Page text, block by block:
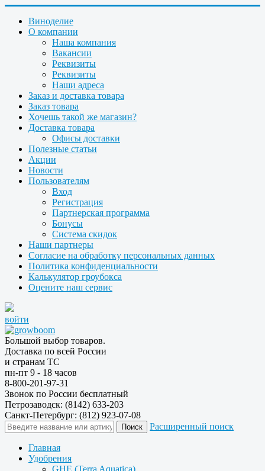
Виноделие
О компании
Наша компания
Вакансии
Реквизиты
Реквизиты
Наши адреса
Заказ и доставка товара
Заказ товара
Хочешь такой же магазин?
Доставка товара
Офисы доставки
Полезные статьи
Акции
Новости
Пользователям
Вход
Регистрация
Партнерская программа
Бонусы
Система скидок
Наши партнеры
Согласие на обработку персональных данных
Политика конфиденциальности
Калькулятор гроубокса
Оцените наш сервис
войти
Большой выбор товаров.
Доставка по всей России
и странам ТС
пн-пт 9 - 18 часов
8-800-201-97-31
Звонок по России бесплатный
Петрозаводск: (8142) 633-203
Санкт-Петербург: (812) 923-07-08
Расширенный поиск
Главная
Удобрения
GHE (Terra Aquatica)